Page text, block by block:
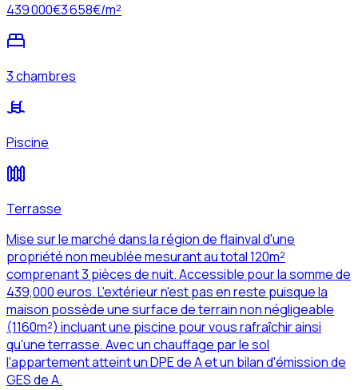
439 000€3 658€/m²
3 chambres
Piscine
Terrasse
Mise sur le marché dans la région de flainval d'une
propriété non meublée mesurant au total 120m²
comprenant 3 pièces de nuit. Accessible pour la somme de
439,000 euros. L'extérieur n'est pas en reste puisque la
maison possède une surface de terrain non négligeable
(1160m²) incluant une piscine pour vous rafraîchir ainsi
qu'une terrasse. Avec un chauffage par le sol
l'appartement atteint un DPE de A et un bilan d'émission de
GES de A.